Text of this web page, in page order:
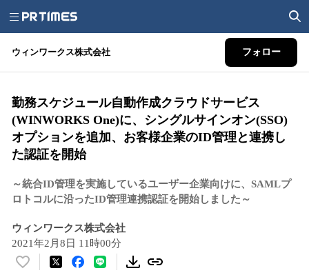
ウィンワークス株式会社 フォロー
勤務スケジュール自動作成クラウドサービス
(WINWORKS One)に、シングルサインオン(SSO)
オプションを追加、お客様企業のID管理と連携し
た認証を開始
～統合ID管理を実施しているユーザー企業向けに、SAMLプ
ロトコルに沿ったID管理連携認証を開始しました～
ウィンワークス株式会社
2021年2月8日 11時00分
い